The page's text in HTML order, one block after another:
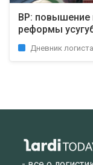
ВР: повышение
реформы
Дневник логиста